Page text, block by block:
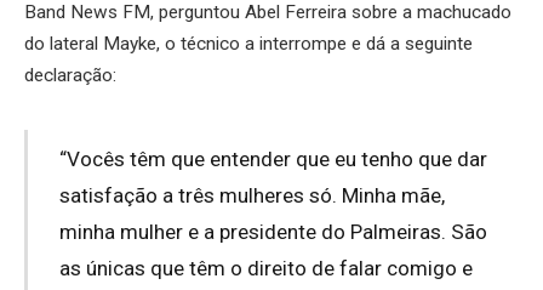
Band News FM, perguntou Abel Ferreira sobre a machucado
do lateral Mayke, o técnico a interrompe e dá a seguinte
declaração:
“Vocês têm que entender que eu tenho que dar
satisfação a três mulheres só. Minha mãe,
minha mulher e a presidente do Palmeiras. São
as únicas que têm o direito de falar comigo e